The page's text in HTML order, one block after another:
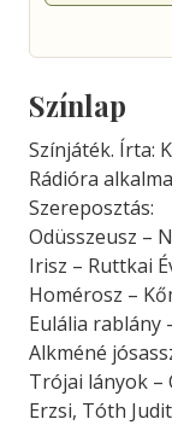
Színlap
Színjáték. Írta:
Rádióra
Szereposztás:
Odüsszeusz –
Irisz – Ruttkai
Homérosz –
Eulália rablány
Alkméné
Trójai lányok –
Erzsi, Tóth